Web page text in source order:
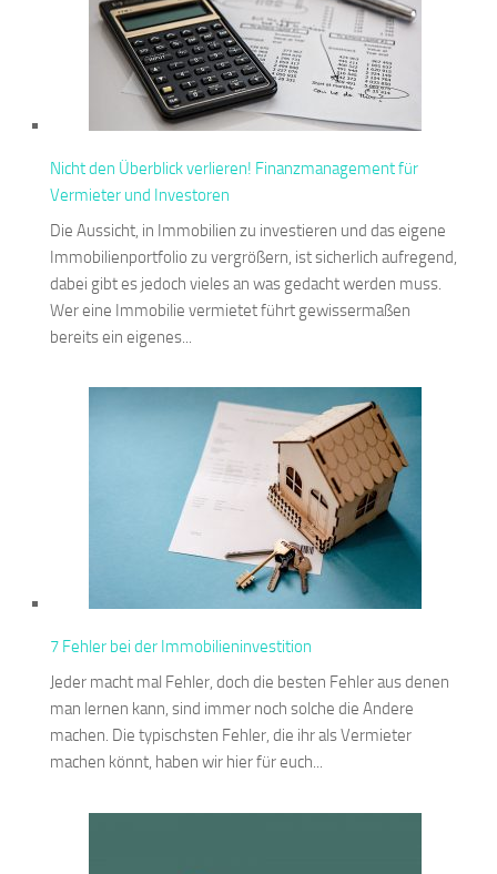
Nicht den Überblick verlieren! Finanzmanagement für
Vermieter und Investoren
Die Aussicht, in Immobilien zu investieren und das eigene
Immobilienportfolio zu vergrößern, ist sicherlich aufregend,
dabei gibt es jedoch vieles an was gedacht werden muss.
Wer eine Immobilie vermietet führt gewissermaßen
bereits ein eigenes...
7 Fehler bei der Immobilieninvestition
Jeder macht mal Fehler, doch die besten Fehler aus denen
man lernen kann, sind immer noch solche die Andere
machen. Die typischsten Fehler, die ihr als Vermieter
machen könnt, haben wir hier für euch...